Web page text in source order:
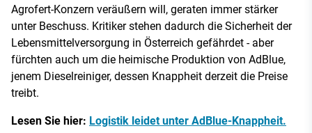
Agrofert-Konzern veräußern will, geraten immer stärker
unter Beschuss. Kritiker stehen dadurch die Sicherheit der
Lebensmittelversorgung in Österreich gefährdet - aber
fürchten auch um die heimische Produktion von AdBlue,
jenem Dieselreiniger, dessen Knappheit derzeit die Preise
treibt.
Lesen Sie hier: Logistik leidet unter AdBlue-Knappheit.